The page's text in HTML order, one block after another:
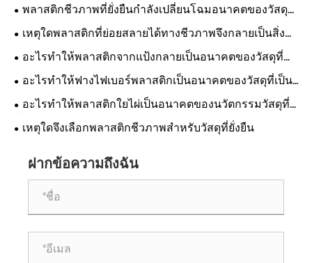
พลาสติกชีวภาพที่ยั่งยืนกำลังเปลี่ยนโฉมอนาคตของวัสดุ
อย่างไร
เหตุใดพลาสติกที่ย่อยสลายได้ทางชีวภาพจึงกลายเป็นสิ่ง
จำเป็นสำหรับอุตสาหกรรมสมัยใหม่?
อะไรทำให้พลาสติกจากแป้งกลายเป็นอนาคตของวัสดุที่
ยั่งยืน
อะไรทำให้ฟางไฟเบอร์พลาสติกเป็นอนาคตของวัสดุที่เป็น
มิตรต่อสิ่งแวดล้อม
อะไรทำให้พลาสติกใยไผ่เป็นอนาคตของนวัตกรรมวัสดุที่
ยั่งยืน
เหตุใดจึงเลือกพลาสติกชีวภาพสำหรับวัสดุที่ยั่งยืน
ฝากข้อความถึงฉัน